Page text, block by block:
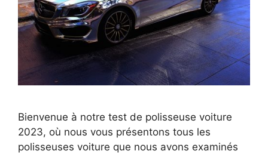
Bienvenue à notre test de polisseuse voiture
2023, où nous vous présentons tous les
polisseuses voiture que nous avons examinés